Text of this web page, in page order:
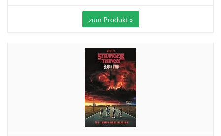
zum Produkt »